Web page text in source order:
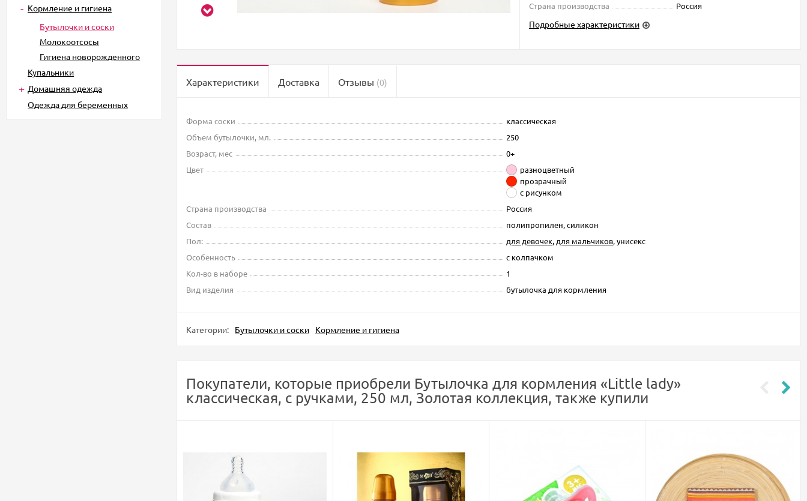
Кормление и гигиена
Бутылочки и соски
Молокоотсосы
Гигиена новорожденного
Купальники
Домашняя одежда
Одежда для беременных
Страна производства
Россия
Подробные характеристики
Характеристики Доставка Отзывы (0)
Форма соски
классическая
Объем бутылочки, мл.
250
Возраст, мес
0+
Цвет
разноцветный
прозрачный
с рисунком
Страна производства
Россия
Состав
полипропилен, силикон
Пол:
для девочек, для мальчиков, унисекс
Особенность
с колпачком
Кол-во в наборе
1
Вид изделия
бутылочка для кормления
Категории: Бутылочки и соски Кормление и гигиена
Покупатели, которые приобрели Бутылочка для кормления «Little lady»
классическая, с ручками, 250 мл, Золотая коллекция, также купили